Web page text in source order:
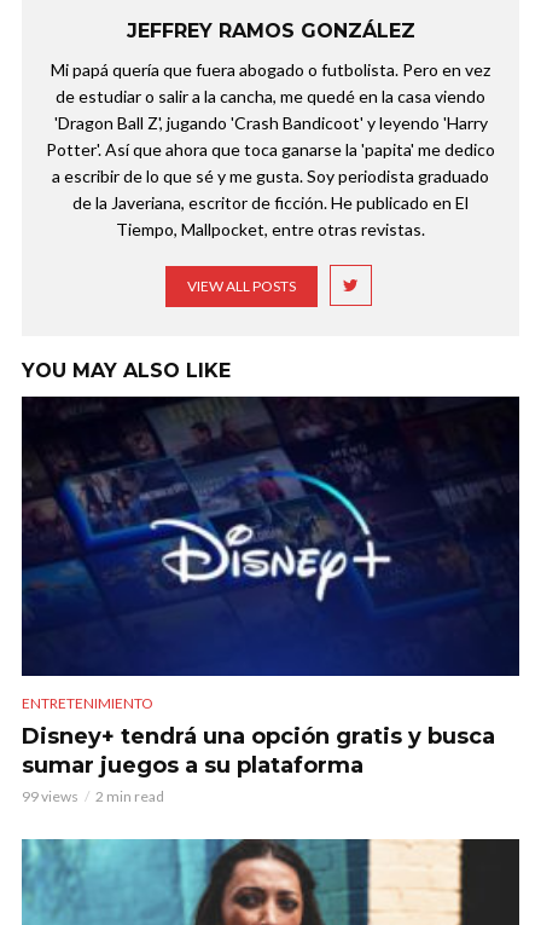
JEFFREY RAMOS GONZÁLEZ
Mi papá quería que fuera abogado o futbolista. Pero en vez
de estudiar o salir a la cancha, me quedé en la casa viendo
'Dragon Ball Z', jugando 'Crash Bandicoot' y leyendo 'Harry
Potter'. Así que ahora que toca ganarse la 'papita' me dedico
a escribir de lo que sé y me gusta. Soy periodista graduado
de la Javeriana, escritor de ficción. He publicado en El
Tiempo, Mallpocket, entre otras revistas.
VIEW ALL POSTS
YOU MAY ALSO LIKE
ENTRETENIMIENTO
Disney+ tendrá una opción gratis y busca
sumar juegos a su plataforma
99 views 2 min read